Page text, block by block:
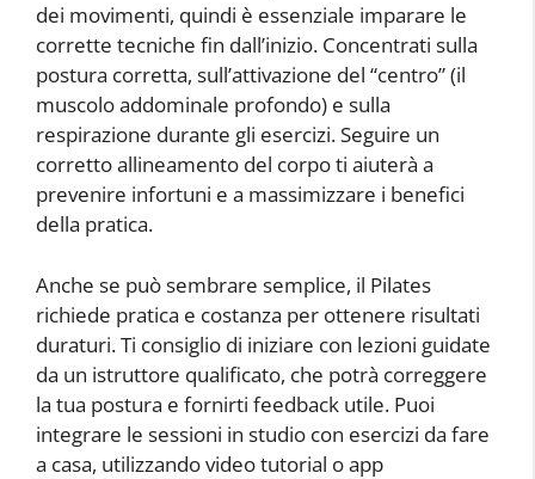
dei movimenti, quindi è essenziale imparare le
corrette tecniche fin dall’inizio. Concentrati sulla
postura corretta, sull’attivazione del “centro” (il
muscolo addominale profondo) e sulla
respirazione durante gli esercizi. Seguire un
corretto allineamento del corpo ti aiuterà a
prevenire infortuni e a massimizzare i benefici
della pratica.
Anche se può sembrare semplice, il Pilates
richiede pratica e costanza per ottenere risultati
duraturi. Ti consiglio di iniziare con lezioni guidate
da un istruttore qualificato, che potrà correggere
la tua postura e fornirti feedback utile. Puoi
integrare le sessioni in studio con esercizi da fare
a casa, utilizzando video tutorial o app